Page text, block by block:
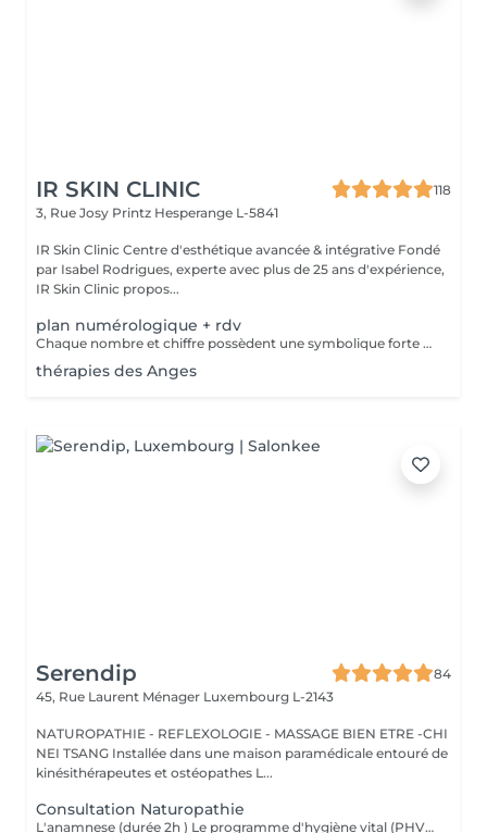
IR SKIN CLINIC
118
3, Rue Josy Printz Hesperange L-5841
IR Skin Clinic Centre d'esthétique avancée & intégrative Fondé
par Isabel Rodrigues, experte avec plus de 25 ans d'expérience,
IR Skin Clinic propos...
plan numérologique + rdv
Chaque nombre et chiffre possèdent une symbolique forte et connue depuis la nuit des temps. Plusieurs outils sont à votre disposition pour découvrir votre personnalité, votre avenir ou tout simplement trouver des réponses précises à vos questions.
thérapies des Anges
Serendip
84
45, Rue Laurent Ménager Luxembourg L-2143
NATUROPATHIE - REFLEXOLOGIE - MASSAGE BIEN ETRE -CHI
NEI TSANG Installée dans une maison paramédicale entouré de
kinésithérapeutes et ostéopathes L...
Consultation Naturopathie
L'anamnese (durée 2h ) Le programme d'hygiène vital (PHV) Je vous remettrai un programme d'hygiène vital, par mail, sous quelques jours , Il est constitué de conseils naturopathiques personnalisés et dédiés pour une prise en charge globale des différents plans de la santé (alimentation, activités physiques, gestion psycho-émotionnel) et pourra être complété selon le cas par des complémentations nutritionnelles. Nous ferons un point par téléphone afin de vous donner plus amples explications sur ces conseils.